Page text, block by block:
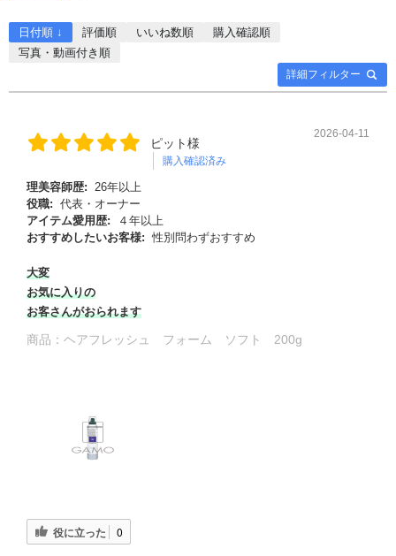
詳細フィルター
日付順 ↓ 評価順 いいね数順
購入確認順
写真・動画付き順
ピット様
購入確認済み
2026-04-11
理美容師歴: 26年以上
役職: 代表・オーナー
アイテム愛用歴:
４年以上
おすすめしたいお客様: 性別問わずおすすめ
大変
お気に入りの
お客さんがおられます
商品： ヘアフレッシュ フォーム ソフト 200g
役に立った 0